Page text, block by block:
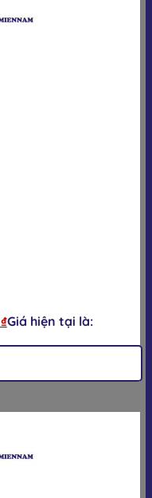
₫Giá hiện tại là: